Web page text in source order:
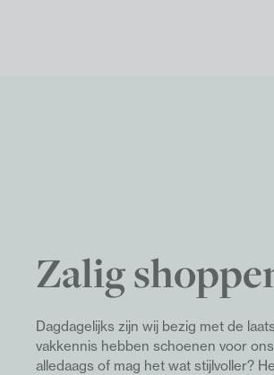
Zalig
Dagdagelijks zijn wij bezig met de
vakkennis hebben schoenen voor
alledaags of mag het wat stijlvoller?